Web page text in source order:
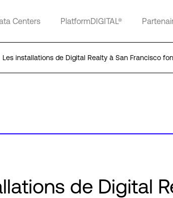
Centers PlatformDIGITAL®
Les installations de Digital Realty à San Francisco
de Digital